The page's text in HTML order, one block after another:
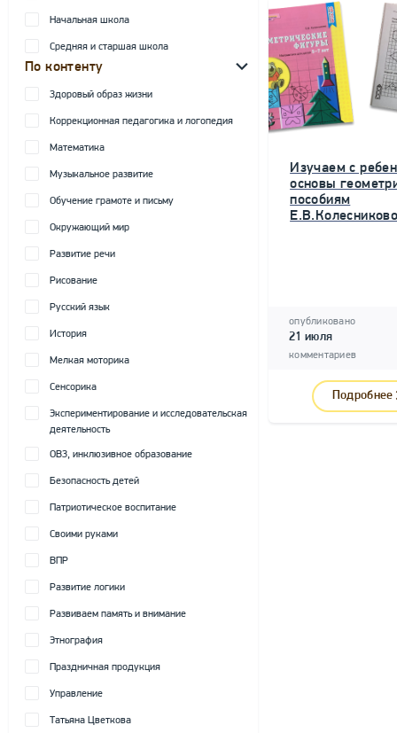
Начальная школа
Средняя и старшая школа
По контенту
Здоровый образ жизни
Коррекционная педагогика и логопедия
Математика
Музыкальное развитие
Обучение грамоте и письму
Окружающий мир
Развитие речи
Рисование
Русский язык
История
Мелкая моторика
Сенсорика
Экспериментирование и исследовательская
деятельность
ОВЗ, инклюзивное образование
Безопасность детей
Патриотическое воспитание
Своими руками
ВПР
Развитие логики
Развиваем память и внимание
Этнография
Праздничная продукция
Управление
Татьяна Цветкова
Изучаем с
основы
пособиям
опубликовано
21 июля
комментариев
Подробнее